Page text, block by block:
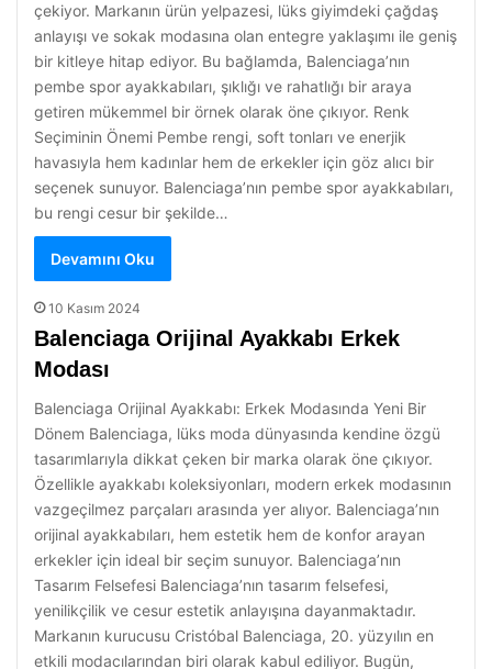
çekiyor. Markanın ürün yelpazesi, lüks giyimdeki çağdaş
anlayışı ve sokak modasına olan entegre yaklaşımı ile geniş
bir kitleye hitap ediyor. Bu bağlamda, Balenciaga’nın
pembe spor ayakkabıları, şıklığı ve rahatlığı bir araya
getiren mükemmel bir örnek olarak öne çıkıyor. Renk
Seçiminin Önemi Pembe rengi, soft tonları ve enerjik
havasıyla hem kadınlar hem de erkekler için göz alıcı bir
seçenek sunuyor. Balenciaga’nın pembe spor ayakkabıları,
bu rengi cesur bir şekilde…
Devamını Oku
10 Kasım 2024
Balenciaga Orijinal Ayakkabı Erkek
Modası
Balenciaga Orijinal Ayakkabı: Erkek Modasında Yeni Bir
Dönem Balenciaga, lüks moda dünyasında kendine özgü
tasarımlarıyla dikkat çeken bir marka olarak öne çıkıyor.
Özellikle ayakkabı koleksiyonları, modern erkek modasının
vazgeçilmez parçaları arasında yer alıyor. Balenciaga’nın
orijinal ayakkabıları, hem estetik hem de konfor arayan
erkekler için ideal bir seçim sunuyor. Balenciaga’nın
Tasarım Felsefesi Balenciaga’nın tasarım felsefesi,
yenilikçilik ve cesur estetik anlayışına dayanmaktadır.
Markanın kurucusu Cristóbal Balenciaga, 20. yüzyılın en
etkili modacılarından biri olarak kabul ediliyor. Bugün,